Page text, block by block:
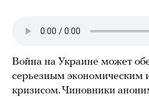
Война на Украине может
серьезным экономическим
кризисом. Чиновники